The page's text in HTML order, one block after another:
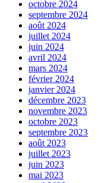
octobre 2024
septembre 2024
août 2024
juillet 2024
juin 2024
avril 2024
mars 2024
février 2024
janvier 2024
décembre 2023
novembre 2023
octobre 2023
septembre 2023
août 2023
juillet 2023
juin 2023
mai 2023